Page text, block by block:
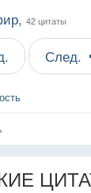
42 цитаты
След.